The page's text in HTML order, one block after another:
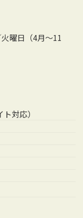
曜日（4月～11
対応）